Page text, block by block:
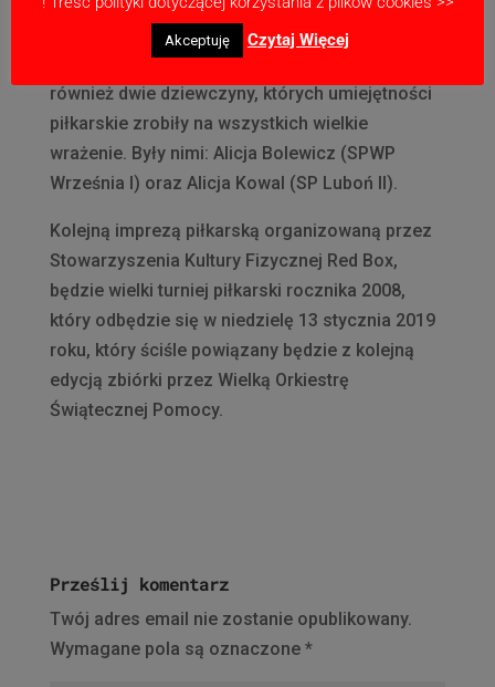
zawodnikiem, wybrany został Adrian Korkus
(UKS Talent I). Specjalne wyróżnienia otrzymały
również dwie dziewczyny, których umiejętności
piłkarskie zrobiły na wszystkich wielkie
wrażenie. Były nimi: Alicja Bolewicz (SPWP
Września I) oraz Alicja Kowal (SP Luboń II).
Kolejną imprezą piłkarską organizowaną przez
Stowarzyszenia Kultury Fizycznej Red Box,
będzie wielki turniej piłkarski rocznika 2008,
który odbędzie się w niedzielę 13 stycznia 2019
roku, który ściśle powiązany będzie z kolejną
edycją zbiórki przez Wielką Orkiestrę
Świątecznej Pomocy.
Prześlij komentarz
Twój adres email nie zostanie opublikowany.
Wymagane pola są oznaczone *
Akceptuję Czytaj Więcej